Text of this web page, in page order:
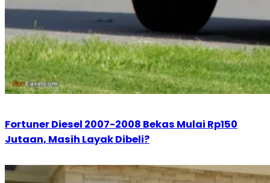
Fortuner Diesel 2007-2008 Bekas Mulai Rp150
Jutaan, Masih Layak Dibeli?